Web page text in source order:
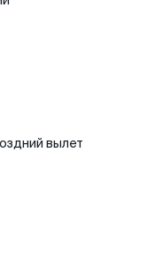
вылет